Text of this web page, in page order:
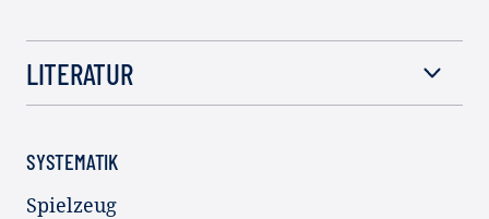
LITERATUR
SYSTEMATIK
Spielzeug